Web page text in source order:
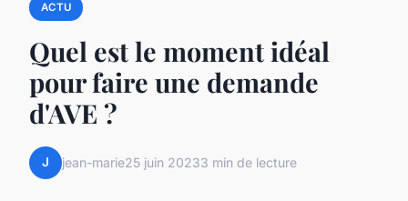
ACTU
Quel est le moment idéal
pour faire une demande
d'AVE ?
J jean-marie25 juin 20233 min de lecture